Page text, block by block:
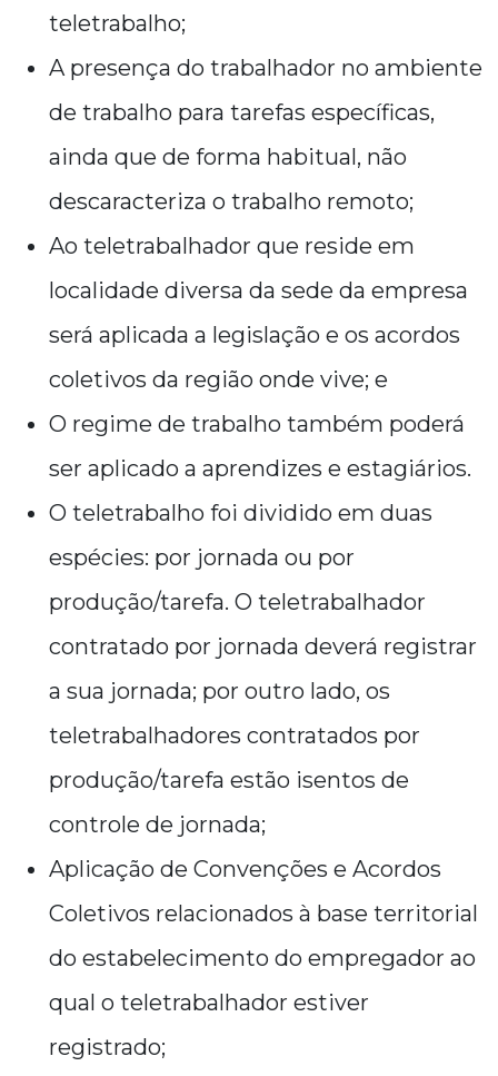
teletrabalho;
A presença do trabalhador no ambiente
de trabalho para tarefas específicas,
ainda que de forma habitual, não
descaracteriza o trabalho remoto;
Ao teletrabalhador que reside em
localidade diversa da sede da empresa
será aplicada a legislação e os acordos
coletivos da região onde vive; e
O regime de trabalho também poderá
ser aplicado a aprendizes e estagiários.
O teletrabalho foi dividido em duas
espécies: por jornada ou por
produção/tarefa. O teletrabalhador
contratado por jornada deverá registrar
a sua jornada; por outro lado, os
teletrabalhadores contratados por
produção/tarefa estão isentos de
controle de jornada;
Aplicação de Convenções e Acordos
Coletivos relacionados à base territorial
do estabelecimento do empregador ao
qual o teletrabalhador estiver
registrado;